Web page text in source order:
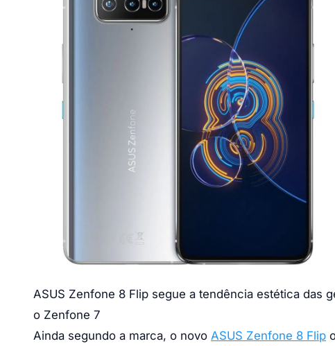
ASUS Zenfone 8 Flip segue a tendência estética das
o Zenfone 7
Ainda segundo a marca, o novo ASUS Zenfone 8 Flip